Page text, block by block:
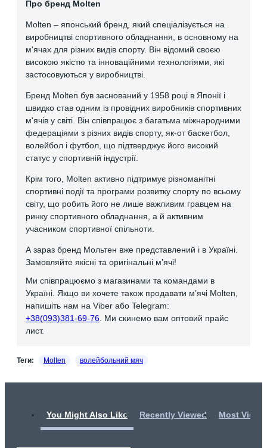
Про бренд Molten
Molten – японський бренд, який спеціалізується на
виробництві спортивного обладнання, в основному на
м'ячах для різних видів спорту. Він відомий своєю
високою якістю та інноваційними технологіями, які
застосовуються у виробництві.
Бренд Molten був заснований у 1958 році в Японії і
швидко став одним із провідних виробників спортивних
м'ячів у світі. Він співпрацює з багатьма міжнародними
федераціями з різних видів спорту, як-от баскетбол,
волейбол і футбол, що підтверджує його високий
статус у спортивній індустрії.
Крім того, Molten активно підтримує різноманітні
спортивні події та програми розвитку спорту по всьому
світу, що робить його не лише важливим гравцем на
ринку спортивного обладнання, а й активним
учасником спортивної спільноти.
А зараз бренд Мольтен вже представлений і в Україні.
Замовляйте якісні та оригінальні мʼячі!
Ми співпрацюємо з магазинами та командами в
Україні. Якщо ви хочете також продавати мʼячі Molten,
напишіть нам на Viber або Telegram:
+38(093)381-69-76. Ми скинемо вам оптовий прайс
лист.
Теги: Molten волейбольний мяч
You Might Also Like Recently Viewed Most